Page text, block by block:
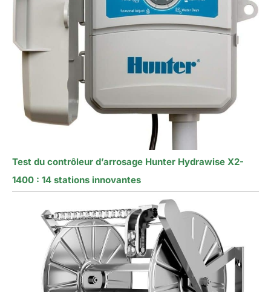
Test du contrôleur d’arrosage Hunter Hydrawise X2-
1400 : 14 stations innovantes